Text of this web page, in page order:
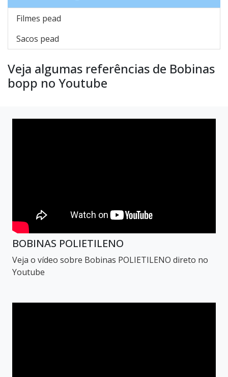
Filmes pead
Sacos pead
Veja algumas referências de Bobinas
bopp no Youtube
BOBINAS POLIETILENO
Veja o vídeo sobre Bobinas POLIETILENO direto no
Youtube